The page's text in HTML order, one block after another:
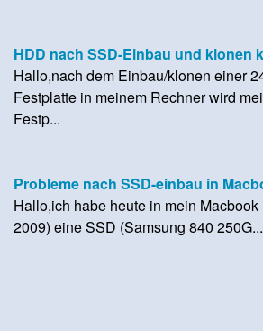
HDD nach SSD-Einbau und klonen
Hallo,nach dem Einbau/klonen einer
Festplatte in meinem Rechner wird
Festp...
Probleme nach SSD-einbau in
Hallo,ich habe heute in mein
2009) eine SSD (Samsung 840 250G...